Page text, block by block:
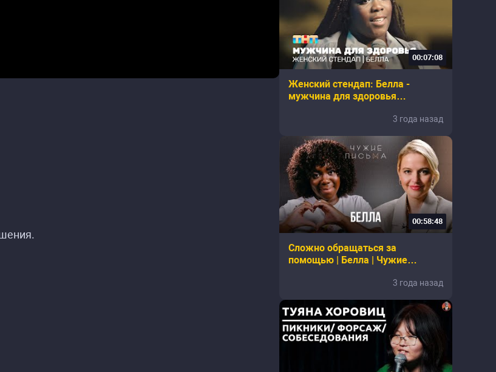
00:07:08
Женский стендап: Белла -
мужчина для здоровья
3 года назад
00:58:48
Сложно обращаться за
помощью | Белла | Чужие
3 года назад